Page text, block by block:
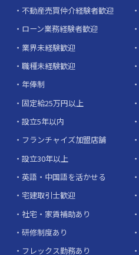
不動産売買仲介経験者歓迎
ローン業務経験者歓迎
業界未経験歓迎
職種未経験歓迎
年俸制
固定給25万円以上
設立5年以内
フランチャイズ加盟店舗
設立30年以上
英語・中国語を活かせる
宅建取引士歓迎
社宅・家賃補助あり
研修制度あり
フレックス勤務あり